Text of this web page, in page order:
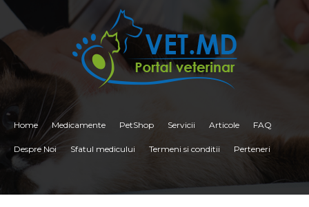
Home Medicamente PetShop Servicii Articole FAQ
Despre Noi Sfatul medicului Termeni si conditii Perteneri